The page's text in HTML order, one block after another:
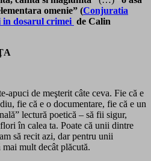
omenie” (Conjuratia
dosarul crimei de Calin
apuci de meşterit câte ceva. Fie că e
fie că e o documentare, fie că e un
lectură poetică – să fii sigur,
în calea ta. Poate că unii dintre
să recit azi, dar pentru unii
mult decât plăcută.